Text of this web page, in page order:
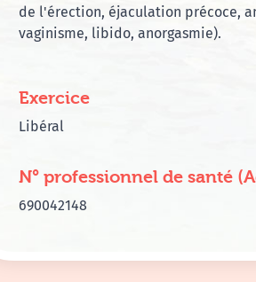
de l'érection, éjaculation précoce,
vaginisme, libido, anorgasmie).
Exercice
Libéral
N° professionnel de santé
690042148